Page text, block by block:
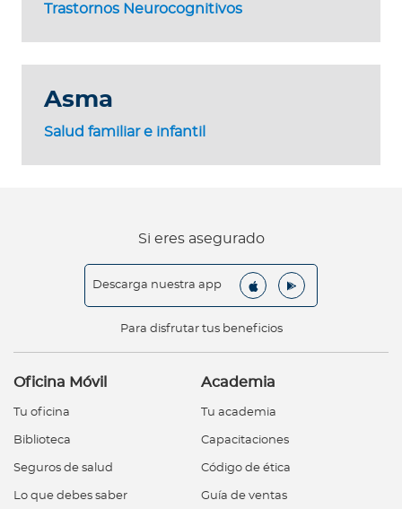
Trastornos Neurocognitivos
Salud familiar e infantil
Asma
Si eres asegurado
Descarga nuestra app
Para disfrutar tus beneficios
Oficina Móvil
Tu oficina
Biblioteca
Seguros de salud
Lo que debes saber
Academia
Tu academia
Capacitaciones
Código de ética
Guía de ventas